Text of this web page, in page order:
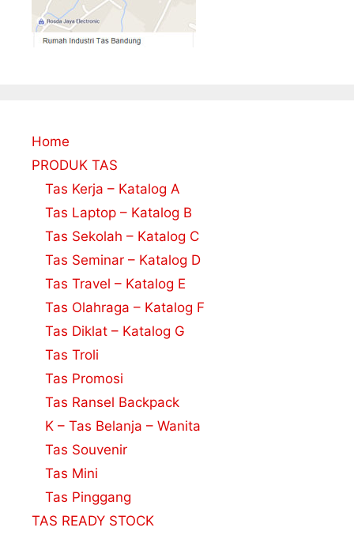
Home
PRODUK TAS
Tas Kerja – Katalog A
Tas Laptop – Katalog B
Tas Sekolah – Katalog C
Tas Seminar – Katalog D
Tas Travel – Katalog E
Tas Olahraga – Katalog F
Tas Diklat – Katalog G
Tas Troli
Tas Promosi
Tas Ransel Backpack
K – Tas Belanja – Wanita
Tas Souvenir
Tas Mini
Tas Pinggang
TAS READY STOCK